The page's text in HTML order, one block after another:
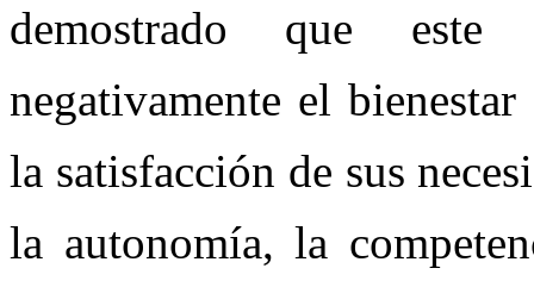
demostrado que este
negativamente el
la satisfacción de sus
la autonomía, la